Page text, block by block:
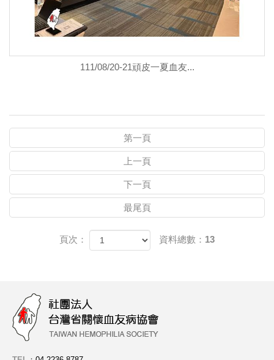
111/08/20-21頑皮一夏血友...
第一頁
上一頁
下一頁
最尾頁
頁次： 資料總數：13